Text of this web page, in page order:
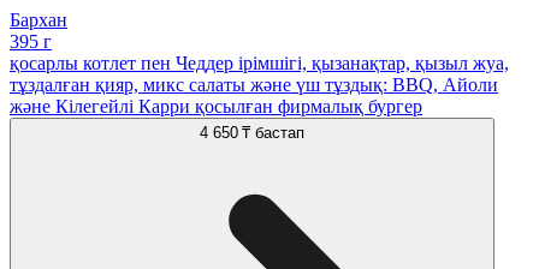
Бархан
395 г
қосарлы котлет пен Чеддер ірімшігі, қызанақтар, қызыл жуа,
тұздалған қияр, микс салаты және үш тұздық: BBQ, Айоли
және Кілегейлі Карри қосылған фирмалық бургер
4 650 ₸ бастап